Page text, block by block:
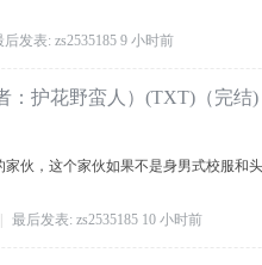
后发表: zs2535185 9 小时前
：护花野蛮人）(TXT)（完结
伙，这个家伙如果不是身男式校服和
最后发表: zs2535185 10 小时前